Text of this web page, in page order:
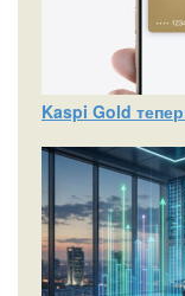
Kaspi Gold